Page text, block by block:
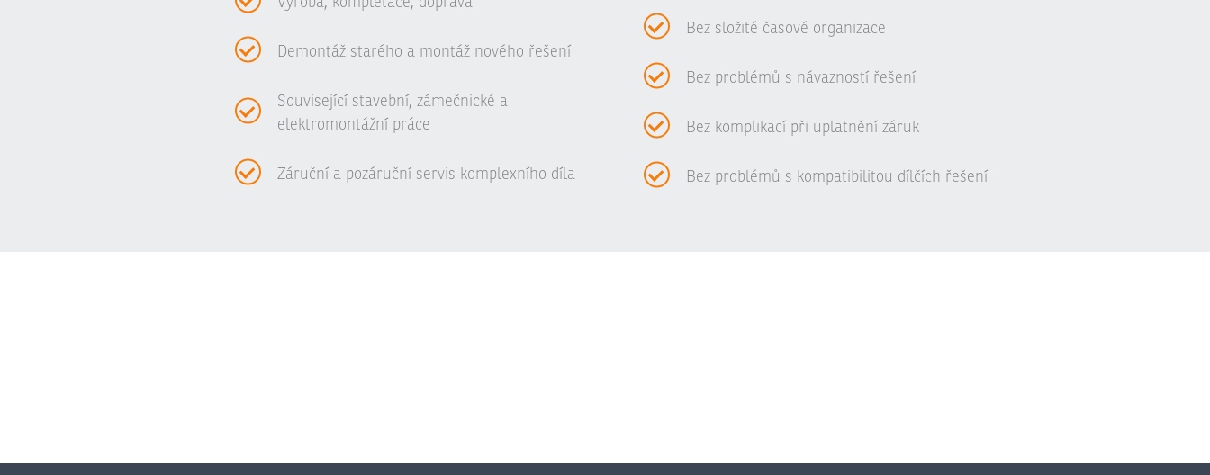
Demontáž starého a montáž nového řešení
Související stavební, zámečnické a
elektromontážní práce
Záruční a pozáruční servis komplexního díla
Bez složité časové organizace
Bez problémů s návazností řešení
Bez komplikací při uplatnění záruk
Bez problémů s kompatibilitou dílčích řešení